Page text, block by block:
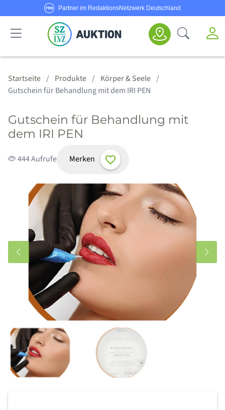
Partner im RedaktionsNetzwerk Deutschland
Sie haben Fragen oder möchten Anbieter werden?
Senden Sie uns eine
oder rufen Sie uns an!
Suche
Kategorien
Haus & Garten
Schmuck & Uhren
Körper & Seele
Sport & Freizeit
Alle Anbieter
Alle Angebote
Startseite Produkte
Körper & Seele
Gutschein für Behandlung mit dem IRI PEN
Gutschein für Behandlung mit
dem IRI PEN
444 Aufrufe Merken